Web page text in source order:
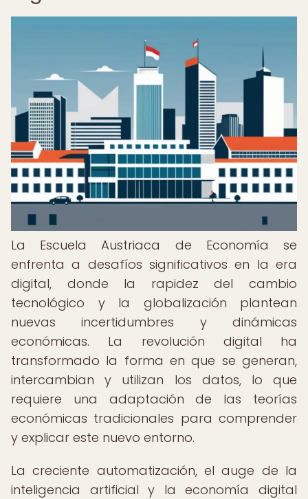
La Escuela Austriaca de Economía se
enfrenta a desafíos significativos en la era
digital, donde la rapidez del cambio
tecnológico y la globalización plantean
nuevas incertidumbres y dinámicas
económicas. La revolución digital ha
transformado la forma en que se generan,
intercambian y utilizan los datos, lo que
requiere una adaptación de las teorías
económicas tradicionales para comprender
y explicar este nuevo entorno.
La creciente automatización, el auge de la
inteligencia artificial y la economía digital